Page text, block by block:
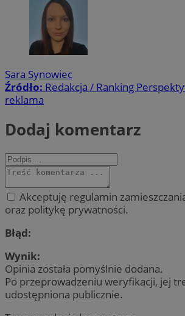
Sara Synowiec
Źródło: Redakcja / Ranking
reklama
Dodaj komentarz
Akceptuję regulamin
oraz politykę prywatności.
Błąd:
Wynik:
Opinia została pomyślnie dodana.
Po przeprowadzeniu weryfikacji, jej
udostępniona publicznie.